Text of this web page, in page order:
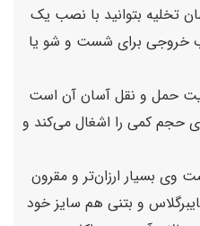
تخلیه بتوانید با نصب یک
خروجی برای شست و شو یا
حمل و نقل آسان آن است
حجم کمی را اشغال می‌کند و
استخر ایزی ست 305 بست وی بسیار ارزان‌تر و مقرون
و بتنی هم سایز خود